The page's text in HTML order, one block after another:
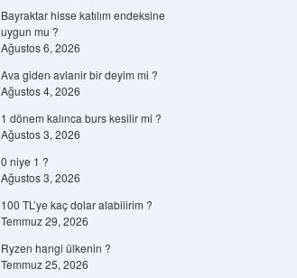
Bayraktar hisse katılım endeksine
uygun mu ?
Ağustos 6, 2026
Ava giden avlanir bir deyim mi ?
Ağustos 4, 2026
1 dönem kalınca burs kesilir mi ?
Ağustos 3, 2026
0 niye 1 ?
Ağustos 3, 2026
100 TL’ye kaç dolar alabilirim ?
Temmuz 29, 2026
Ryzen hangi ülkenin ?
Temmuz 25, 2026